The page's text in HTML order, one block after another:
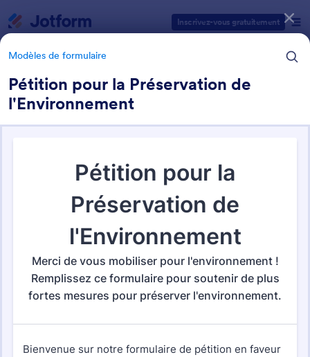
Inscrivez-vous gratuitement
Modèles de formulaire
Pétition pour la Préservation de
l'Environnement
Formulaires de pétition
Catégories des modèles de formulaires